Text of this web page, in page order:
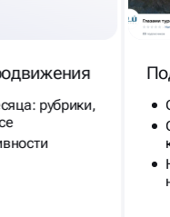
рубрики,